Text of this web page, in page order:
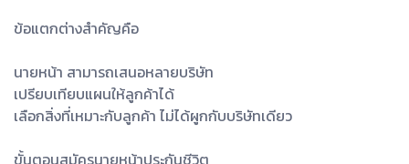
ข้อแตกต่างสำคัญคือ
นายหน้า สามารถเสนอหลายบริษัท
เปรียบเทียบแผนให้ลูกค้าได้
เลือกสิ่งที่เหมาะกับลูกค้า ไม่ได้ผูกกับบริษัทเดียว
ขั้นตอนสมัครนายหน้าประกันชีวิต